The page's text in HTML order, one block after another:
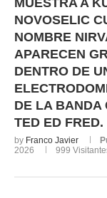
MUESTRA A
NOVOSELIC
NOMBRE
APARECEN
DENTRO DE
DE LA BANDA
TED ED FRED.
by Franco Javier
2026
999